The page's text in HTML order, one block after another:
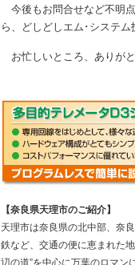
今後もお問合せなど不明
ら、どしどしエム･システム
お忙しいところ、ありがと
【奈良県天理市のご紹介】
天理市は奈良県の北中部、奈
鉄など、交通の便に恵まれた
辺の道”を中心に万葉のロマン